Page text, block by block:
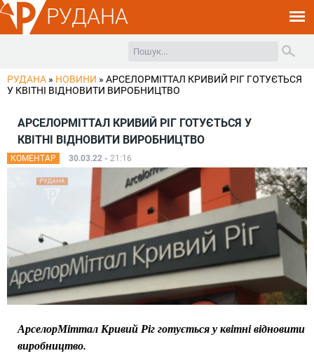
РУДАНА
РУДАНА » НОВИНИ » АРСЕЛОРМІТТАЛ КРИВИЙ РІГ ГОТУЄТЬСЯ
У КВІТНІ ВІДНОВИТИ ВИРОБНИЦТВО
АРСЕЛОРМІТТАЛ КРИВИЙ РІГ ГОТУЄТЬСЯ У
КВІТНІ ВІДНОВИТИ ВИРОБНИЦТВО
КОМЕНТАР 30.03.22 - 21:16
АрселорМіттал Кривий Ріг готується у квітні відновити
виробництво.